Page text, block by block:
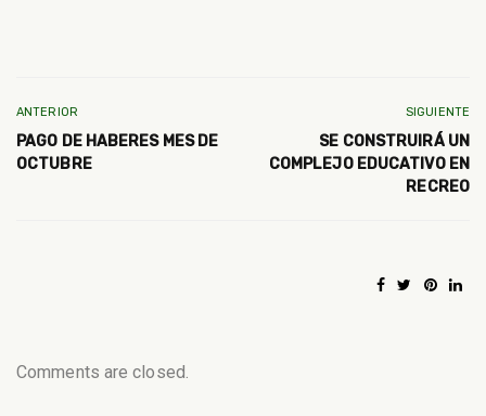
ANTERIOR
PAGO DE HABERES MES DE
OCTUBRE
SIGUIENTE
SE CONSTRUIRÁ UN
COMPLEJO EDUCATIVO EN
RECREO
Comments are closed.